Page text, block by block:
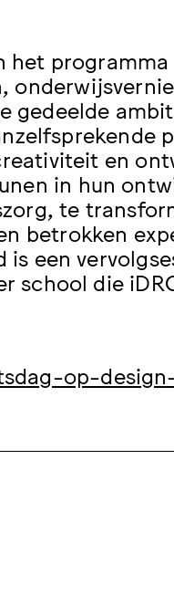
het
gedeelde
en
in hun
te
betrokken
een
school die
op-